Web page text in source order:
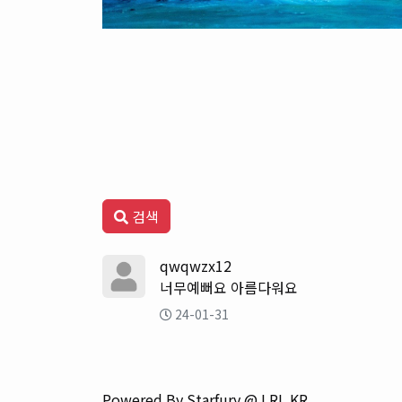
검색
qwqwzx12
너무예뻐요 아름다워요
24-01-31